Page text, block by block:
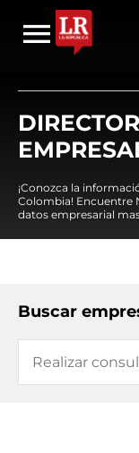
¡Conozca la
Colombia! Encuentre
datos empresarial
Buscar